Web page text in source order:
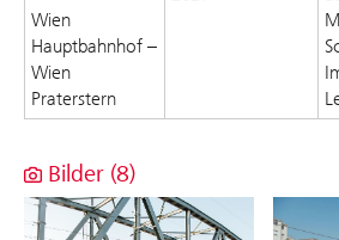
Wien
Hauptbahnhof –
Wien
Praterstern
Bilder (8)